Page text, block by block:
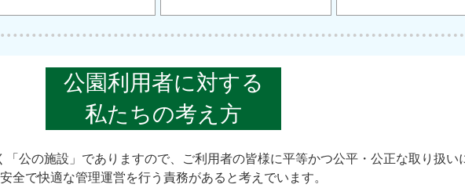
公園利用者に対する
私たちの考え方
公の施設」でありますので、ご利用者の皆様に平等かつ公平・公正な取り扱い
安全で快適な管理運営を行う責務があると考えでいます。